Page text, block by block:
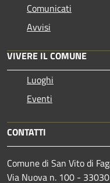
Comunicati
Avvisi
VIVERE IL COMUNE
Luoghi
Eventi
CONTATTI
Comune di San Vito di
Via Nuova n. 100 -